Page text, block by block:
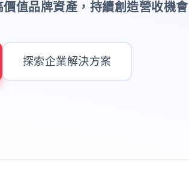
值品牌資產，持續創造營收機會
探索企業解決方案